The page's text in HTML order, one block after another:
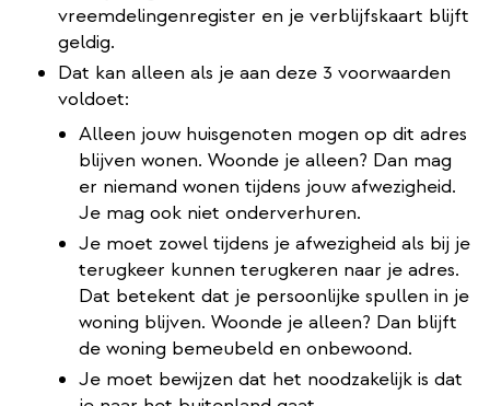
vreemdelingenregister en je verblijfskaart blijft
geldig.
Dat kan alleen als je aan deze 3 voorwaarden
voldoet:
Alleen jouw huisgenoten mogen op dit adres
blijven wonen. Woonde je alleen? Dan mag
er niemand wonen tijdens jouw afwezigheid.
Je mag ook niet onderverhuren.
Je moet zowel tijdens je afwezigheid als bij je
terugkeer kunnen terugkeren naar je adres.
Dat betekent dat je persoonlijke spullen in je
woning blijven. Woonde je alleen? Dan blijft
de woning bemeubeld en onbewoond.
Je moet bewijzen dat het noodzakelijk is dat